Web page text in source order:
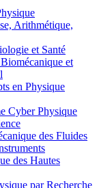
Arithmétique,
et Santé
et
en Physique
Cyber Physique
des Fluides
des Hautes
par Recherche